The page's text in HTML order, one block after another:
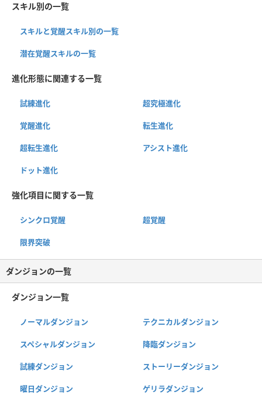
スキル別の一覧
スキルと覚醒スキル別の一覧
潜在覚醒スキルの一覧
進化形態に関連する一覧
試練進化 超究極進化
覚醒進化 転生進化
超転生進化 アシスト進化
ドット進化
強化項目に関する一覧
シンクロ覚醒 超覚醒
限界突破
ダンジョンの一覧
ダンジョン一覧
ノーマルダンジョン テクニカルダンジョン
スペシャルダンジョン 降臨ダンジョン
試練ダンジョン ストーリーダンジョン
曜日ダンジョン ゲリラダンジョン